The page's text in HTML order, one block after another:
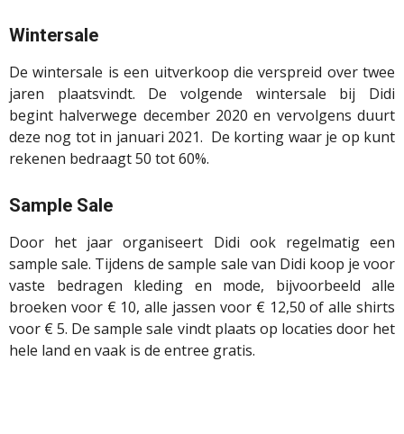
Wintersale
De wintersale is een uitverkoop die verspreid over twee
jaren plaatsvindt. De volgende wintersale bij Didi
begint halverwege december 2020 en vervolgens duurt
deze nog tot in januari 2021. De korting waar je op kunt
rekenen bedraagt 50 tot 60%.
Sample Sale
Door het jaar organiseert Didi ook regelmatig een
sample sale. Tijdens de sample sale van Didi koop je voor
vaste bedragen kleding en mode, bijvoorbeeld alle
broeken voor € 10, alle jassen voor € 12,50 of alle shirts
voor € 5. De sample sale vindt plaats op locaties door het
hele land en vaak is de entree gratis.